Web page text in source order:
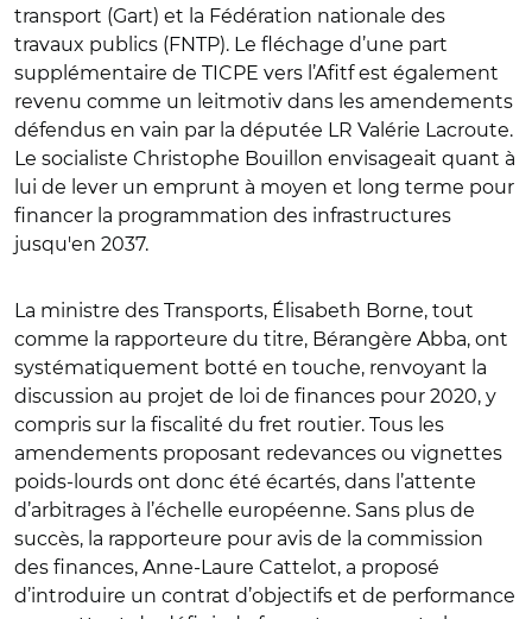
transport (Gart) et la Fédération nationale des
travaux publics (FNTP). Le fléchage d’une part
supplémentaire de TICPE vers l’Afitf est également
revenu comme un leitmotiv dans les amendements
défendus en vain par la députée LR Valérie Lacroute.
Le socialiste Christophe Bouillon envisageait quant à
lui de lever un emprunt à moyen et long terme pour
financer la programmation des infrastructures
jusqu'en 2037.
La ministre des Transports, Élisabeth Borne, tout
comme la rapporteure du titre, Bérangère Abba, ont
systématiquement botté en touche, renvoyant la
discussion au projet de loi de finances pour 2020, y
compris sur la fiscalité du fret routier. Tous les
amendements proposant redevances ou vignettes
poids-lourds ont donc été écartés, dans l’attente
d’arbitrages à l’échelle européenne. Sans plus de
succès, la rapporteure pour avis de la commission
des finances, Anne-Laure Cattelot, a proposé
d’introduire un contrat d’objectifs et de performance